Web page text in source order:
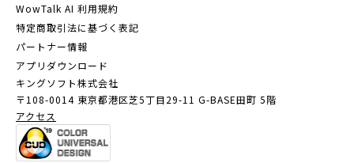
WowTalk AI 利用規約
特定商取引法に基づく表記
パートナー情報
アプリダウンロード
キングソフト株式会社
〒108-0014 東京都港区芝5丁目29-11 G-BASE田町 5階
アクセス